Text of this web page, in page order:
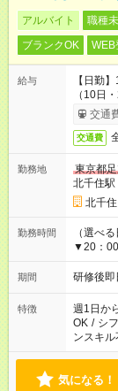
アルバイト 職種
ブランクOK
WEB
給与
【日勤
（10日
＃日収1
交通
交通費
勤務地
東京都
北千住駅
北千住
勤務時間
（選べ
▼20：
期間 研修後
特徴 週1日か
OK / シ
ンスキル
気になる！